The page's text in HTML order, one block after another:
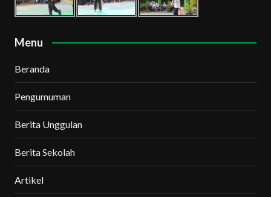
Menu
Beranda
Pengumuman
Berita Unggulan
Berita Sekolah
Artikel